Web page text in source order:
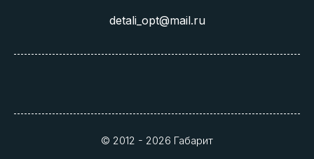
detali_opt@mail.ru
© 2012 - 2026 Габарит